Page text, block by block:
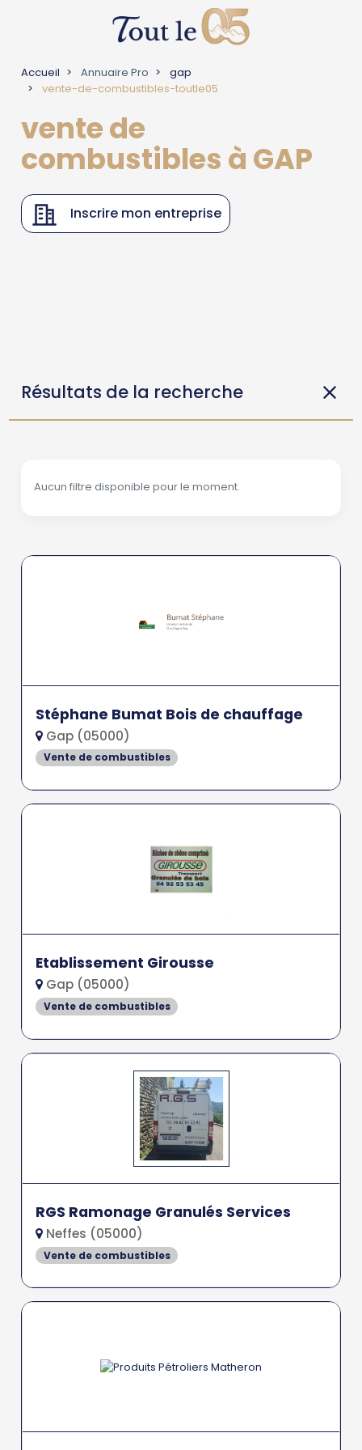
Accueil Annuaire Pro
gap
vente-de-combustibles-toutle05
vente de
combustibles à GAP
Inscrire mon entreprise
Résultats de la recherche
Aucun filtre disponible pour le moment.
Stéphane Bumat Bois de chauffage
Gap (05000)
Vente de combustibles
Etablissement Girousse
Gap (05000)
Vente de combustibles
RGS Ramonage Granulés Services
Neffes (05000)
Vente de combustibles